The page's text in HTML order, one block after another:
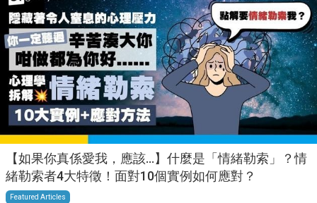
【如果你真係愛我，應該…】什麼是「情緒勒索」？情
緒勒索者4大特徵！面對10個實例如何應對？
Featured Articles